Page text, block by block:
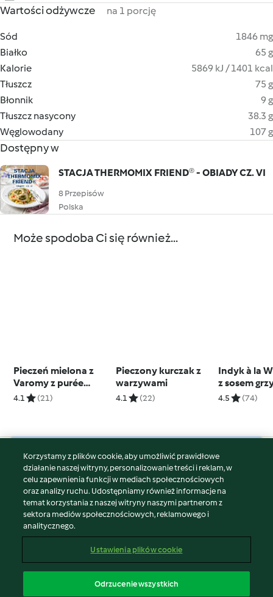
Wartości odżywcze na 1 porcję
Sód
1846 mg
Białko
65 g
Kalorie
5869 kJ / 1401 kcal
Tłuszcz
75 g
Błonnik
9 g
Tłuszcz nasycony
38.3 g
Węglowodany
107 g
Dostępny w
STACJA THERMOMIX FRIEND® - OBIADY CZ. VI
8 Przepisów
Polska
Może spodoba Ci się również...
Pieczeń mielona z
Varomy z purée
ziemniaczanym i
4.1 (21)
Pieczony kurczak z
warzywami
4.1 (22)
Indyk à la
z sosem
4.5 (74)
© Copyright 2026
Warunki korzystania
Polityka prywatności
Disclaimer
Znak wydawcy
Zgłoś treść
Oświadczenie o dostępności
Korzystamy z plików cookie, aby umożliwić prawidłowe
działanie naszej witryny, personalizowanie treści i reklam, w
celu zapewnienia funkcji w mediach społecznościowych
oraz analizy ruchu. Udostępniamy również informacje na
temat korzystania z naszej witryny naszymi partnerom z
sektora mediów społecznościowych, reklamowego i
analitycznego.
Ustawienia plików cookie
Odrzucenie wszystkich